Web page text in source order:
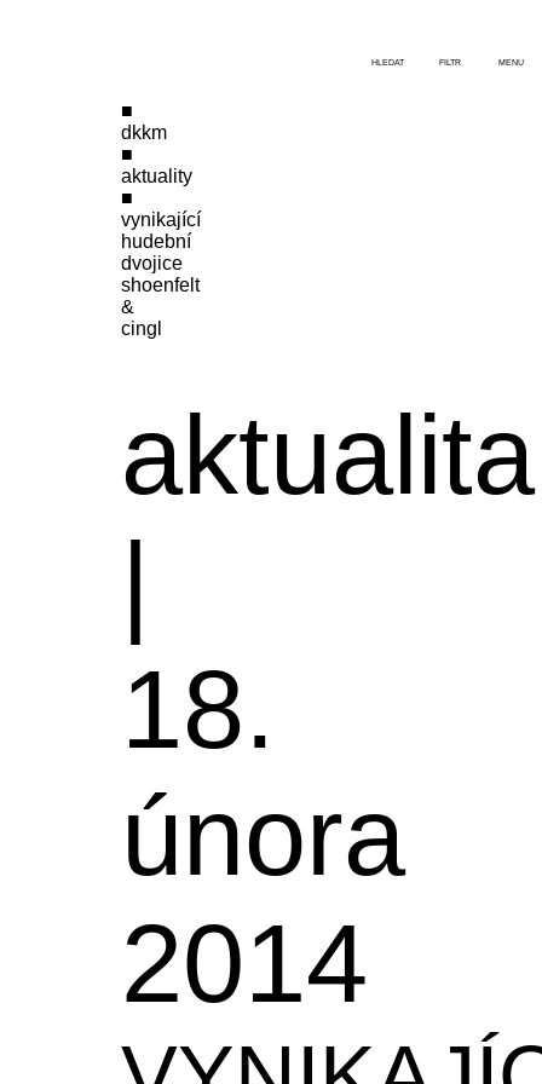
dkkm
aktuality
vynikající
hudební
dvojice
shoenfelt
&
cingl
aktualita
|
18.
února
2014
HLEDAT FILTR MENU